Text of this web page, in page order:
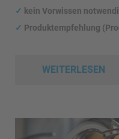
✓ kein Vorwissen
✓ Produktempfehlung
WEITERLESEN